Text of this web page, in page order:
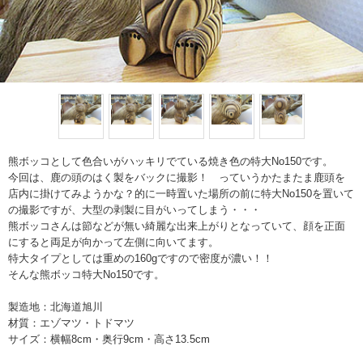
熊ボッコとして色合いがハッキリでている焼き色の特大No150です。
今回は、鹿の頭のはく製をバックに撮影！ っていうかたまたま鹿頭を
店内に掛けてみようかな？的に一時置いた場所の前に特大No150を置いて
の撮影ですが、大型の剥製に目がいってしまう・・・
熊ボッコさんは節などが無い綺麗な出来上がりとなっていて、顔を正面
にすると両足が向かって左側に向いてます。
特大タイプとしては重めの160gですので密度が濃い！！
そんな熊ボッコ特大No150です。
製造地：北海道旭川
材質：エゾマツ・トドマツ
サイズ：横幅8cm・奥行9cm・高さ13.5cm